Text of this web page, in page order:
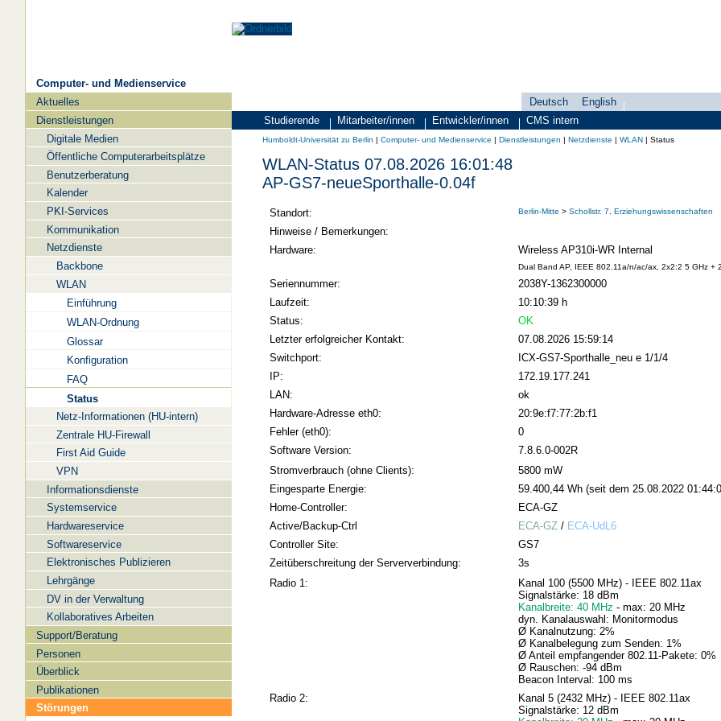
Computer- und Medienservice
Navigation
Aktuelles
Dienstleistungen
Digitale Medien
Öffentliche Computerarbeitsplätze
Benutzerberatung
Kalender
PKI-Services
Kommunikation
Netzdienste
Backbone
WLAN
Einführung
WLAN-Ordnung
Glossar
Konfiguration
FAQ
Status
Netz-Informationen (HU-intern)
Zentrale HU-Firewall
First Aid Guide
VPN
Informationsdienste
Systemservice
Hardwareservice
Softwareservice
Elektronisches Publizieren
Lehrgänge
DV in der Verwaltung
Kollaboratives Arbeiten
Support/Beratung
Personen
Überblick
Publikationen
Störungen
Zielgruppen
Studierende Mitarbeiter/innen Entwickler/innen CMS intern
Sprachauswahl
Deutsch
English
search-menu
Humboldt-
Universität
Computer-
und
Humboldt-Universität zu Berlin | Computer- und Medienservice | Dienstleistungen | Netzdienste | WLAN | Status
WLAN-Status 07.08.2026 16:01:48
AP-GS7-neueSporthalle-0.04f
Standort: Berlin-Mitte > Schollstr. 7, Erziehungswissenschaften
Hinweise / Bemerkungen:
Hardware:
Wireless AP310i-WR Internal
Dual Band AP, IEEE 802.11a/n/ac/ax, 2x2:2 5 GHz +
Seriennummer:
2038Y-1362300000
Laufzeit:
10:10:39 h
Status:
OK
Letzter erfolgreicher Kontakt:
07.08.2026 15:59:14
Switchport:
ICX-GS7-Sporthalle_neu e 1/1/4
IP:
172.19.177.241
LAN:
ok
Hardware-Adresse eth0:
20:9e:f7:77:2b:f1
Fehler (eth0):
0
Software Version:
7.8.6.0-002R
Stromverbrauch (ohne Clients):
5800 mW
Eingesparte Energie:
59.400,44 Wh (seit dem 25.08.2022
Home-Controller:
ECA-GZ
Active/Backup-Ctrl
ECA-GZ/ ECA-UdL6
Controller Site:
GS7
Zeitüberschreitung der Serververbindung:
3s
Radio 1:
Kanal 100 (5500 MHz) - IEEE 802.11ax
Signalstärke: 18 dBm
Kanalbreite: 40 MHz - max: 20 MHz
dyn. Kanalauswahl: Monitormodus
Ø Kanalnutzung: 2%
Ø Kanalbelegung zum Senden: 1%
Ø Anteil empfangender 802.11-Pakete: 0%
Ø Rauschen: -94 dBm
Beacon Interval: 100 ms
Radio 2:
Kanal 5 (2432 MHz) - IEEE 802.11ax
Signalstärke: 12 dBm